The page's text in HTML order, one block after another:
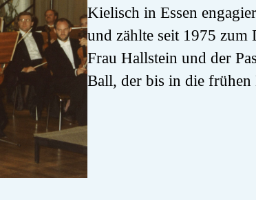
Kielisch in Essen
und zählte seit 1975 zum
Frau Hallstein und der
Ball, der bis in die frühen